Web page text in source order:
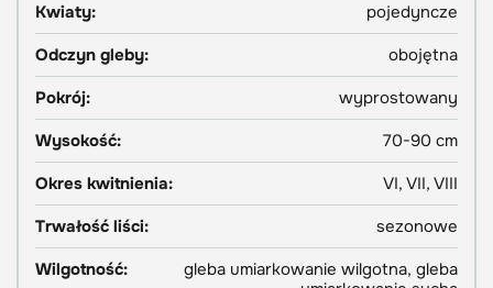
Kwiaty:
pojedyncze
Odczyn gleby:
obojętna
Pokrój:
wyprostowany
Wysokość:
70-90 cm
Okres kwitnienia:
VI, VII, VIII
Trwałość liści:
sezonowe
Wilgotność:
gleba umiarkowanie wilgotna, gleba